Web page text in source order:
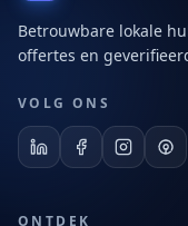
Betrouwbare lokale
offertes en
VOLG ONS
ONTDEK